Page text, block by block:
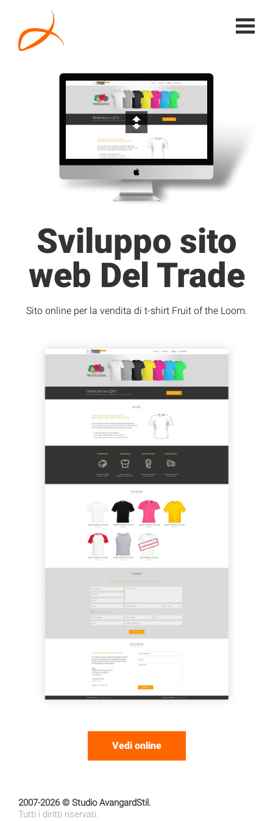
Sviluppo sito
web Del Trade
Sito online per la vendita di t-shirt Fruit of the Loom.
Vedi online
2007-2026 © Studio AvangardStil.
Tutti i diritti riservati.